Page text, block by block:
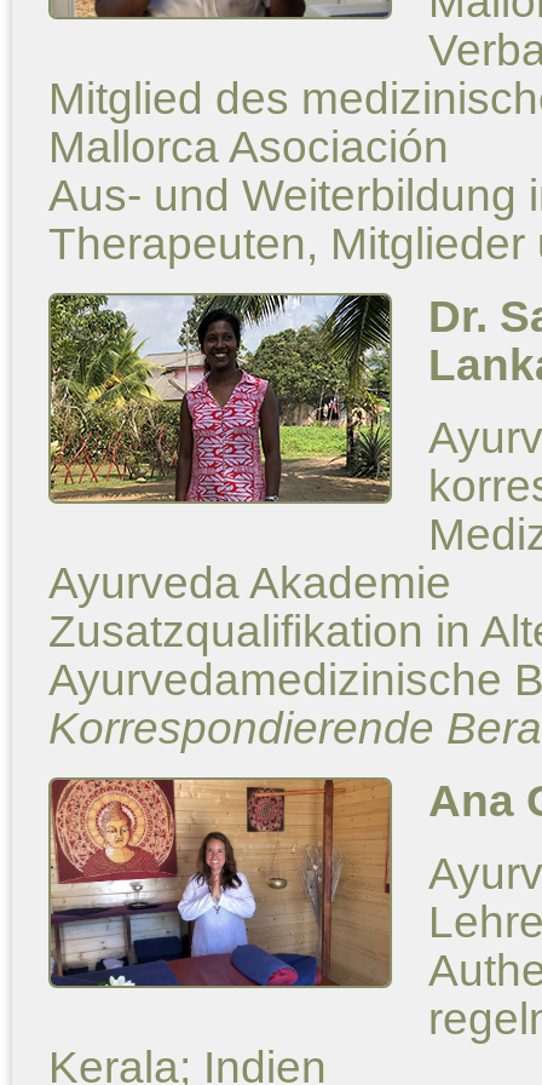
Mitglied des
Mallorca Asociación
Aus- und Weiterbildung
Therapeuten,
Dr.
Ayurveda Akademie
Zusatzqualifikation in
Ayurvedamedizinische
Korrespondierende
Ana
Kerala; Indien